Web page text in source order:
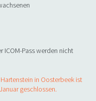
ICOM-Pass werden nicht
in Oosterbeek ist
geschlossen.